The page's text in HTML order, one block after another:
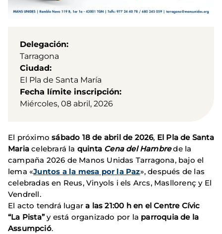
Delegación
Tarragona
Ciudad
El Pla de Santa María
Fecha límite inscripción
Miércoles, 08 abril, 2026
El próximosábado 18 de abril de 2026, El Pla de Santa
Maria celebrará la quinta Cena del Hambrede la
campaña 2026 de Manos Unidas Tarragona, bajo el
lema «Juntos a la mesa por la Paz», después de las
celebradas en Reus, Vinyols i els Arcs, Masllorenç y El
Vendrell.
El acto tendrá lugara las 21:00 h en el Centre Cívic
“La Pista”y está organizado por la parroquia de la
Assumpció.